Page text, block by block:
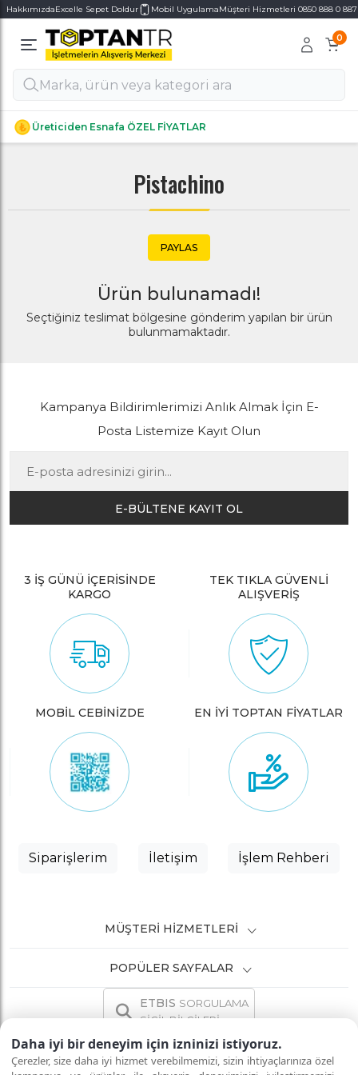
Daha iyi bir deneyim için izninizi istiyoruz.
Çerezler, size daha iyi hizmet verebilmemizi, sizin ihtiyaçlarınıza özel
HakkımızdaExcelle Sepet Doldur Mobil UygulamaMüşteri Hizmetleri 0850 888 0 887
0
Üreticiden Esnafa ÖZEL FİYATLAR
Alt Kategoriler
Alt Kategoriler
Pistachino
PAYLAS
Ürün bulunamadı!
Seçtiğiniz teslimat bölgesine gönderim yapılan bir ürün
bulunmamaktadır.
Kampanya Bildirimlerimizi Anlık Almak İçin E-
Posta Listemize Kayıt Olun
E-BÜLTENE KAYIT OL
3 İŞ GÜNÜ İÇERİSİNDE
KARGO
TEK TIKLA GÜVENLİ
ALIŞVERİŞ
MOBİL CEBİNİZDE EN İYİ TOPTAN FİYATLAR
Siparişlerim İletişim İşlem Rehberi
MÜŞTERI HIZMETLERI
POPÜLER SAYFALAR
ETBIS SORGULAMA
SİCİL BİLGİLERİ